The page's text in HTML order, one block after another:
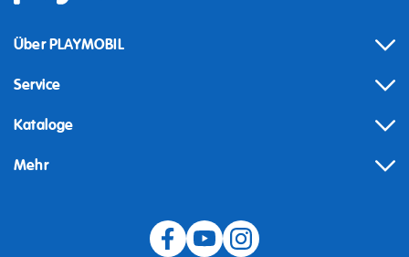
Über PLAYMOBIL
Service
Kataloge
Mehr